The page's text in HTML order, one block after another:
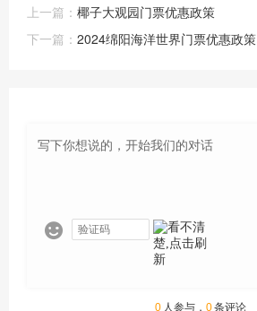
上一篇： 椰子大观园门票优惠政策
下一篇： 2024绵阳海洋世界门票优惠政策

0 人参与， 0条评论